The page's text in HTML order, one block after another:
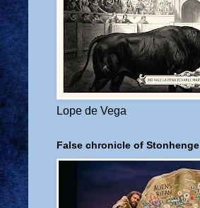
Lope de Vega
False chronicle of Stonhenge